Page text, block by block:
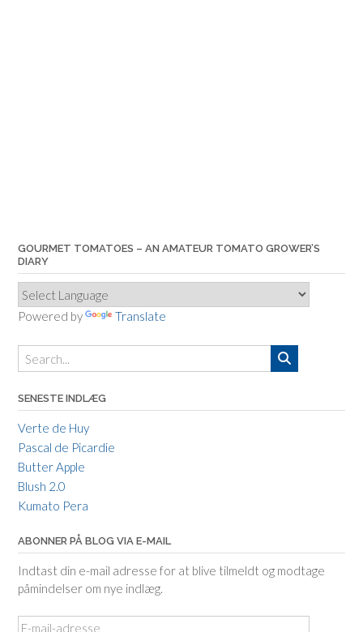
GOURMET TOMATOES – AN AMATEUR TOMATO GROWER’S
DIARY
Powered by Translate
SENESTE INDLÆG
Verte de Huy
Pascal de Picardie
Butter Apple
Blush 2.0
Kumato Pera
ABONNER PÅ BLOG VIA E-MAIL
Indtast din e-mail adresse for at blive tilmeldt og modtage
påmindelser om nye indlæg.
E-